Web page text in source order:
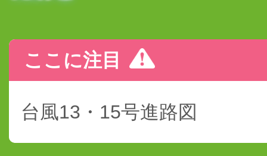
ここに注目
台風13・15号進路図